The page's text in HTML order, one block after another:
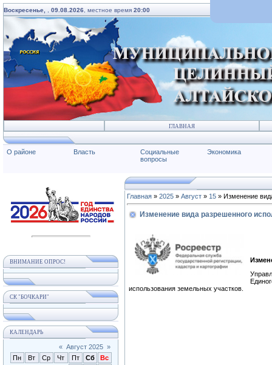
Воскресенье, 09.08.2026 , местное время 20:00
ГЛАВНАЯ
О районе Власть
Социальные
вопросы
Экономика
ВНИМАНИЕ ОПРОС!
СК "БОЧКАРИ"
КАЛЕНДАРЬ
« Август 2025 »
Пн
Вт Ср Чт Пт Сб
Вс
Главная » 2025 » Август » 15 » Изменение
Изменение вида разрешенного
использования земельных участков.